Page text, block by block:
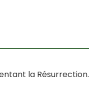
la Résurrection.